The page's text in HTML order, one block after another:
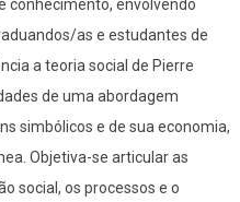
conhecimento, envolvendo
as e estudantes de
a teoria social de Pierre
de uma abordagem
simbólicos e de sua economia,
Objetiva-se articular as
social, os processos e o